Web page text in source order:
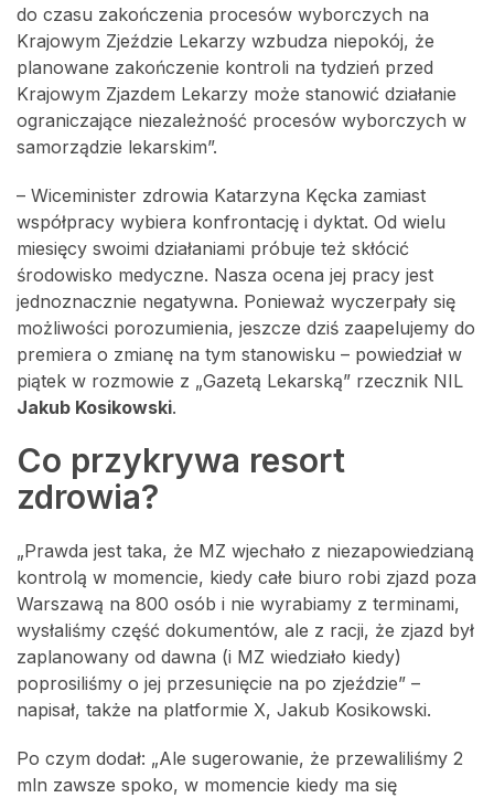
do czasu zakończenia procesów wyborczych na
Krajowym Zjeździe Lekarzy wzbudza niepokój, że
planowane zakończenie kontroli na tydzień przed
Krajowym Zjazdem Lekarzy może stanowić działanie
ograniczające niezależność procesów wyborczych w
samorządzie lekarskim”.
– Wiceminister zdrowia Katarzyna Kęcka zamiast
współpracy wybiera konfrontację i dyktat. Od wielu
miesięcy swoimi działaniami próbuje też skłócić
środowisko medyczne. Nasza ocena jej pracy jest
jednoznacznie negatywna. Ponieważ wyczerpały się
możliwości porozumienia, jeszcze dziś zaapelujemy do
premiera o zmianę na tym stanowisku – powiedział w
piątek w rozmowie z „Gazetą Lekarską” rzecznik NIL
Jakub Kosikowski.
Co przykrywa resort
zdrowia?
„Prawda jest taka, że MZ wjechało z niezapowiedzianą
kontrolą w momencie, kiedy całe biuro robi zjazd poza
Warszawą na 800 osób i nie wyrabiamy z terminami,
wysłaliśmy część dokumentów, ale z racji, że zjazd był
zaplanowany od dawna (i MZ wiedziało kiedy)
poprosiliśmy o jej przesunięcie na po zjeździe” –
napisał, także na platformie X, Jakub Kosikowski.
Po czym dodał: „Ale sugerowanie, że przewaliliśmy 2
mln zawsze spoko, w momencie kiedy ma się